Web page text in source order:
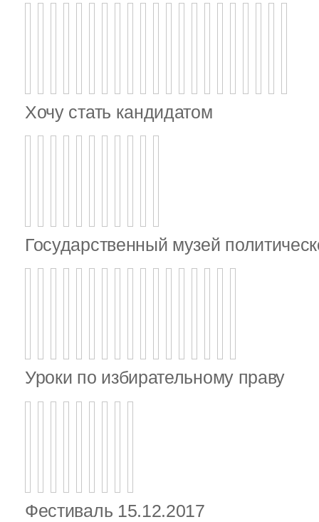
Хочу стать кандидатом
Государственный музей
Уроки по избирательному праву
Фестиваль 15.12.2017